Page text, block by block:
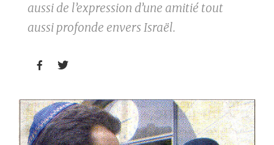
aussi de l’expression d’une amitié tout
aussi profonde envers Israël.
 